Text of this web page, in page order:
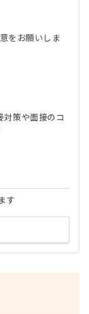
をお願いしま
対策や面接のコ
す